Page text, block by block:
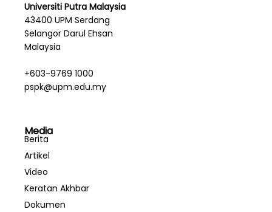
Universiti Putra Malaysia
43400 UPM Serdang
Selangor Darul Ehsan
Malaysia
+603-9769 1000
pspk@upm.edu.my
Media
Berita
Artikel
Video
Keratan Akhbar
Dokumen